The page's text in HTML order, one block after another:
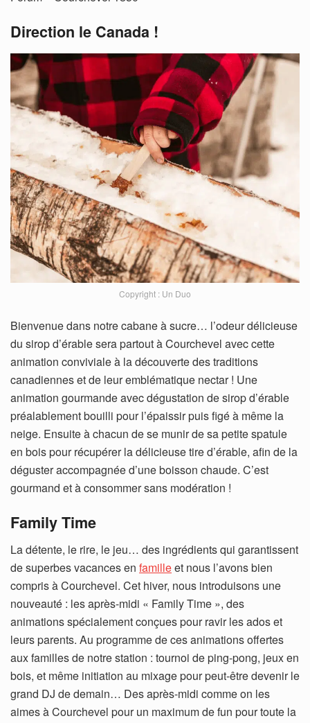
Direction le Canada !
Copyright : Un Duo
Bienvenue dans notre cabane à sucre… l’odeur délicieuse
du sirop d’érable sera partout à Courchevel avec cette
animation conviviale à la découverte des traditions
canadiennes et de leur emblématique nectar ! Une
animation gourmande avec dégustation de sirop d’érable
préalablement bouilli pour l’épaissir puis figé à même la
neige. Ensuite à chacun de se munir de sa petite spatule
en bois pour récupérer la délicieuse tire d’érable, afin de la
déguster accompagnée d’une boisson chaude. C’est
gourmand et à consommer sans modération !
Family Time
La détente, le rire, le jeu… des ingrédients qui garantissent
de superbes vacances en familleet nous l’avons bien
compris à Courchevel. Cet hiver, nous introduisons une
nouveauté : les après-midi « Family Time », des
animations spécialement conçues pour ravir les ados et
leurs parents. Au programme de ces animations offertes
aux familles de notre station : tournoi de ping-pong, jeux en
bois, et même initiation au mixage pour peut-être devenir le
grand DJ de demain… Des après-midi comme on les
aimes à Courchevel pour un maximum de fun pour toute la